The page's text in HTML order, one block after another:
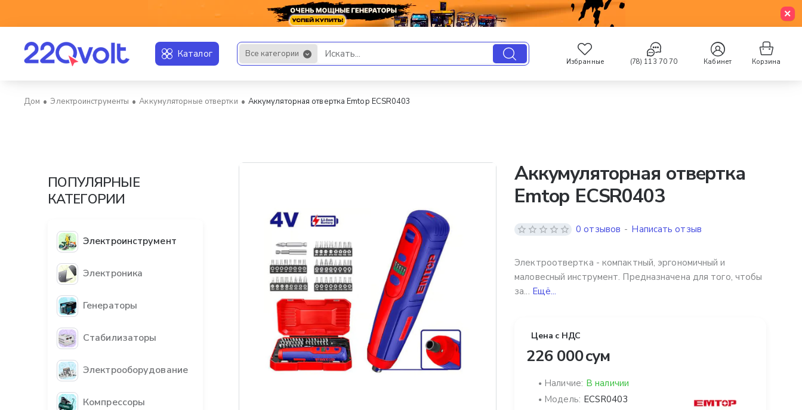
Каталог Все категории
Искать... Избранные (78) 113 70 70 Кабинет Корзина
Электроинструменты Аккумуляторные отвертки Аккумуляторная отвертка Emtop ECSR0403
ПОПУЛЯРНЫЕ
КАТЕГОРИИ
Электроинструмент
Электроника
Генераторы
Стабилизаторы
Электрооборудование
Компрессоры
Аккумуляторная отвертка
Emtop ECSR0403
Электроотвертка - компактный, эргономичный и
маловесный инструмент. Предназначена для того, чтобы
за... Ещё...
0 отзывов - Написать отзыв
Цена с НДС
226 000 сум
Наличие: В наличии
Модель: ECSR0403